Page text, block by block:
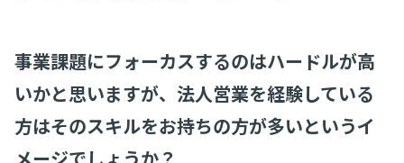
事業課題にフォーカスするのはハードルが高
いかと思いますが、法人営業を経験している
方はそのスキルをお持ちの方が多いというイ
メージでしょうか？